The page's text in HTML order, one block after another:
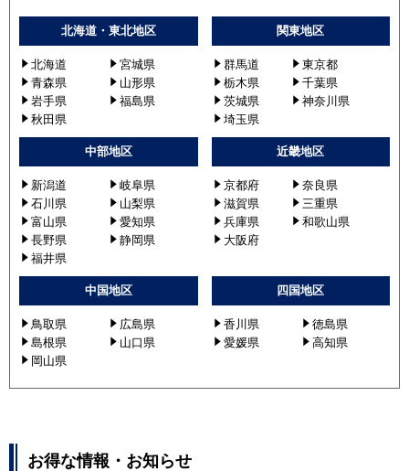
北海道・東北地区
北海道
宮城県
青森県
山形県
岩手県
福島県
秋田県
関東地区
群馬道
東京都
栃木県
千葉県
茨城県
神奈川県
埼玉県
中部地区
新潟道
岐阜県
石川県
山梨県
富山県
愛知県
長野県
静岡県
福井県
近畿地区
京都府
奈良県
滋賀県
三重県
兵庫県
和歌山県
大阪府
中国地区
鳥取県
広島県
島根県
山口県
岡山県
四国地区
香川県
徳島県
愛媛県
高知県
お得な情報・お知らせ